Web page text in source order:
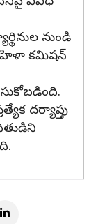
నుండి
కమిషన్
దర్యాప్తు